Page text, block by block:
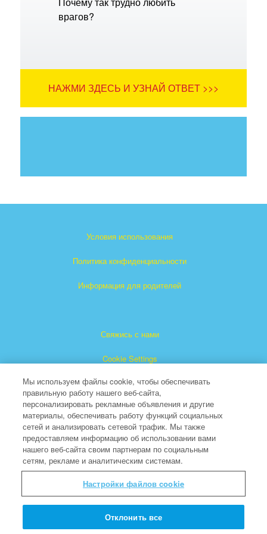
врагов?
НАЖМИ ЗДЕСЬ И УЗНАЙ ОТВЕТ >>>
Условия использования
Политика конфиденциальности
Информация для родителей
Свяжись с нами
Cookie Settings
"Суперкнига" является зарегистрированной торговой
маркой The Christian Broadcasting Network, Inc.
Все права защищены.
Мы используем файлы cookie, чтобы обеспечивать
правильную работу нашего веб-сайта,
персонализировать рекламные объявления и другие
материалы, обеспечивать работу функций социальных
сетей и анализировать сетевой трафик. Мы также
предоставляем информацию об использовании вами
нашего веб-сайта своим партнерам по социальным
сетям, рекламе и аналитическим системам.
Настройки файлов cookie
Отклонить все